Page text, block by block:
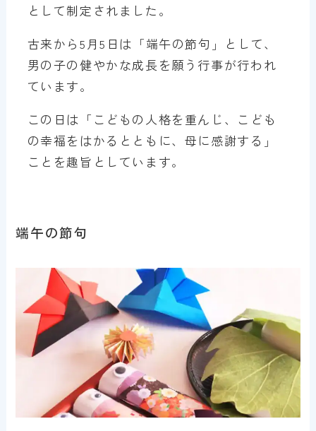
として制定されました。
古来から5月5日は「端午の節句」として、
男の子の健やかな成長を願う行事が行われ
ています。
この日は「こどもの人格を重んじ、こども
の幸福をはかるとともに、母に感謝する」
ことを趣旨としています。
端午の節句